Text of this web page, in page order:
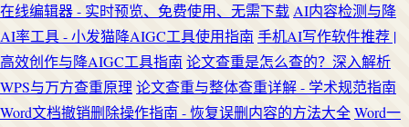
在线编辑器 - 实时预览、免费使用、无需下载 AI内容检测与降
AI率工具 - 小发猫降AIGC工具使用指南 手机AI写作软件推荐 |
高效创作与降AIGC工具指南 论文查重是怎么查的？深入解析
WPS与万方查重原理 论文查重与整体查重详解 - 学术规范指南
Word文档撤销删除操作指南 - 恢复误删内容的方法大全Word一